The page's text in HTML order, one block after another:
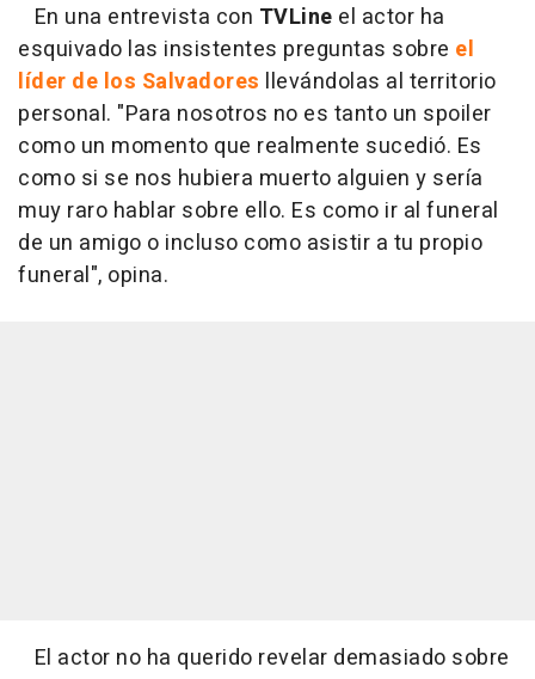
En una entrevista con TVLine el actor ha
esquivado las insistentes preguntas sobre el
líder de los Salvadores llevándolas al territorio
personal. "Para nosotros no es tanto un spoiler
como un momento que realmente sucedió. Es
como si se nos hubiera muerto alguien y sería
muy raro hablar sobre ello. Es como ir al funeral
de un amigo o incluso como asistir a tu propio
funeral", opina.
El actor no ha querido revelar demasiado sobre